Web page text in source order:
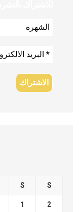
S S
1 2